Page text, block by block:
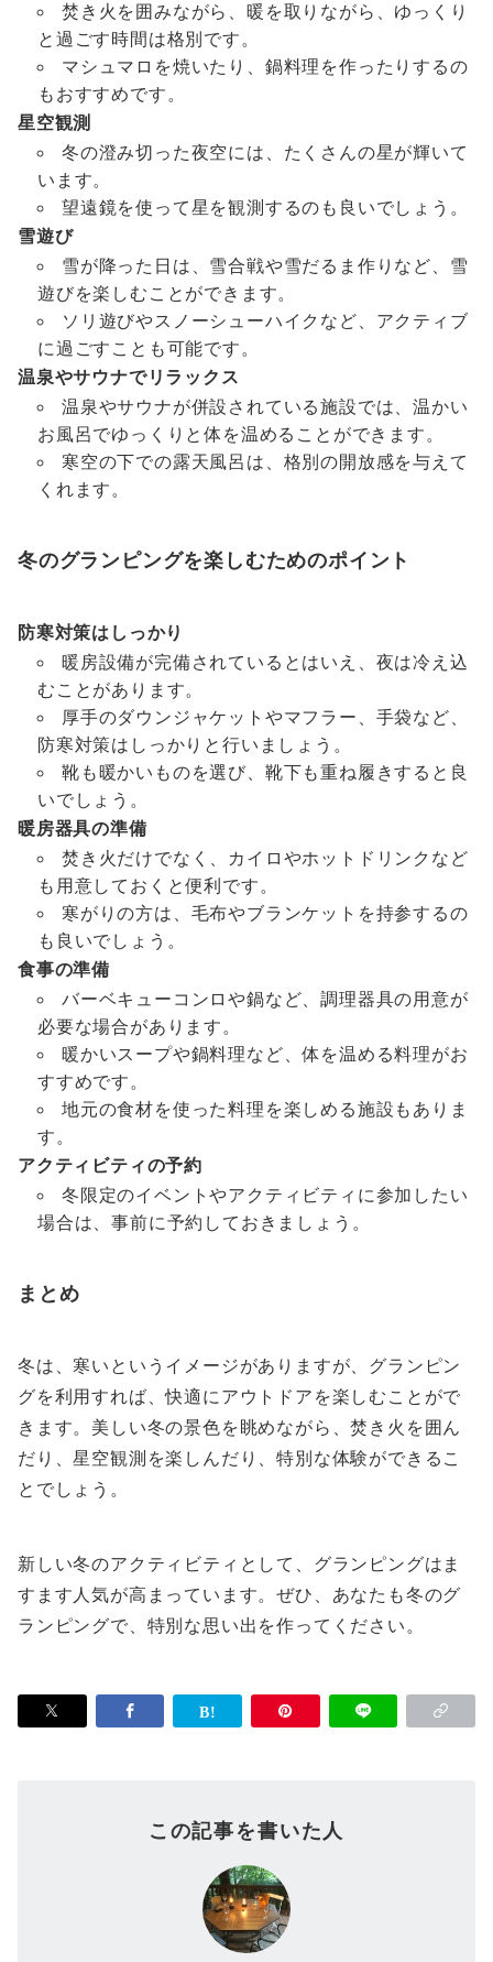
焚き火を囲みながら、暖を取りながら、ゆっくり
と過ごす時間は格別です。
マシュマロを焼いたり、鍋料理を作ったりするの
もおすすめです。
星空観測
冬の澄み切った夜空には、たくさんの星が輝いて
います。
望遠鏡を使って星を観測するのも良いでしょう。
雪遊び
雪が降った日は、雪合戦や雪だるま作りなど、雪
遊びを楽しむことができます。
ソリ遊びやスノーシューハイクなど、アクティブ
に過ごすことも可能です。
温泉やサウナでリラックス
温泉やサウナが併設されている施設では、温かい
お風呂でゆっくりと体を温めることができます。
寒空の下での露天風呂は、格別の開放感を与えて
くれます。
冬のグランピングを楽しむためのポイント
防寒対策はしっかり
暖房設備が完備されているとはいえ、夜は冷え込
むことがあります。
厚手のダウンジャケットやマフラー、手袋など、
防寒対策はしっかりと行いましょう。
靴も暖かいものを選び、靴下も重ね履きすると良
いでしょう。
暖房器具の準備
焚き火だけでなく、カイロやホットドリンクなど
も用意しておくと便利です。
寒がりの方は、毛布やブランケットを持参するの
も良いでしょう。
食事の準備
バーベキューコンロや鍋など、調理器具の用意が
必要な場合があります。
暖かいスープや鍋料理など、体を温める料理がお
すすめです。
地元の食材を使った料理を楽しめる施設もありま
す。
アクティビティの予約
冬限定のイベントやアクティビティに参加したい
場合は、事前に予約しておきましょう。
まとめ
冬は、寒いというイメージがありますが、グランピン
グを利用すれば、快適にアウトドアを楽しむことがで
きます。美しい冬の景色を眺めながら、焚き火を囲ん
だり、星空観測を楽しんだり、特別な体験ができるこ
とでしょう。
新しい冬のアクティビティとして、グランピングはま
すます人気が高まっています。ぜひ、あなたも冬のグ
ランピングで、特別な思い出を作ってください。
この記事を書いた人